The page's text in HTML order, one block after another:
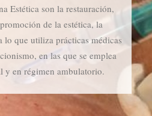
Estética son la restauración,
de la estética, la
lo que utiliza prácticas médicas
en las que se emplea
y en régimen ambulatorio.